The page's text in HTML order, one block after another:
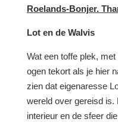
Roelands-Bonjer.
Lot en de Walvis
Wat een toffe plek,
ogen tekort als je hier
zien dat eigenaresse
wereld over gereisd is.
interieur en de sfeer